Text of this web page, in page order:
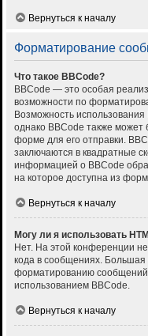
Вернуться к началу
Форматирование
Что такое BBCode?
BBCode — это особая
возможности по
Возможность
однако BBCode также
форме для его отправки.
заключаются в квадратные
информацией о BBCode
на которое доступна из
Вернуться к началу
Могу ли я использовать
Нет. На этой конференции
кода в сообщениях. Большая
форматированию
использованием BBCode.
Вернуться к началу